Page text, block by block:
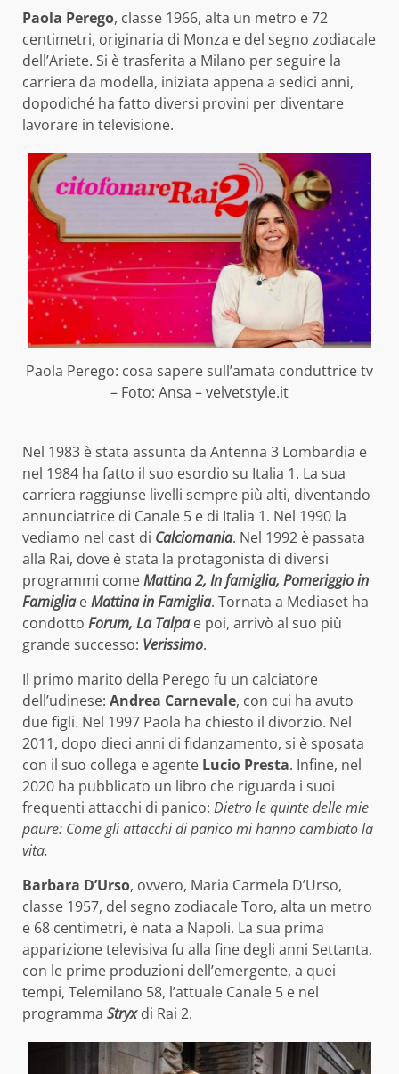
Paola Perego, classe 1966, alta un metro e 72
centimetri, originaria di Monza e del segno zodiacale
dell’Ariete. Si è trasferita a Milano per seguire la
carriera da modella, iniziata appena a sedici anni,
dopodiché ha fatto diversi provini per diventare
lavorare in televisione.
Paola Perego: cosa sapere sull’amata conduttrice tv
– Foto: Ansa – velvetstyle.it
Nel 1983 è stata assunta da Antenna 3 Lombardia e
nel 1984 ha fatto il suo esordio su Italia 1. La sua
carriera raggiunse livelli sempre più alti, diventando
annunciatrice di Canale 5 e di Italia 1. Nel 1990 la
vediamo nel cast di Calciomania. Nel 1992 è passata
alla Rai, dove è stata la protagonista di diversi
programmi comeMattina 2, In famiglia, Pomeriggio in
FamigliaeMattina in Famiglia. Tornata a Mediaset ha
condotto Forum, La Talpa e poi, arrivò al suo più
grande successo: Verissimo.
Il primo marito della Perego fu un calciatore
dell’udinese: Andrea Carnevale, con cui ha avuto
due figli. Nel 1997 Paola ha chiesto il divorzio. Nel
2011, dopo dieci anni di fidanzamento, si è sposata
con il suo collega e agente Lucio Presta. Infine, nel
2020 ha pubblicato un libro che riguarda i suoi
frequenti attacchi di panico: Dietro le quinte delle mie
paure: Come gli attacchi di panico mi hanno cambiato la
vita.
Barbara D’Urso, ovvero, Maria Carmela D’Urso,
classe 1957, del segno zodiacale Toro, alta un metro
e 68 centimetri, è nata a Napoli. La sua prima
apparizione televisiva fu alla fine degli anni Settanta,
con le prime produzioni dell’emergente, a quei
tempi, Telemilano 58, l’attuale Canale 5 e nel
programma Stryxdi Rai 2.